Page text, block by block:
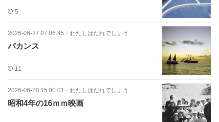
5
2026-06-27 07:06:45 ・ わたしはだれでしょう
バカンス
11
2026-06-20 15:00:01 ・ わたしはだれでしょう
昭和4年の16ｍｍ映画